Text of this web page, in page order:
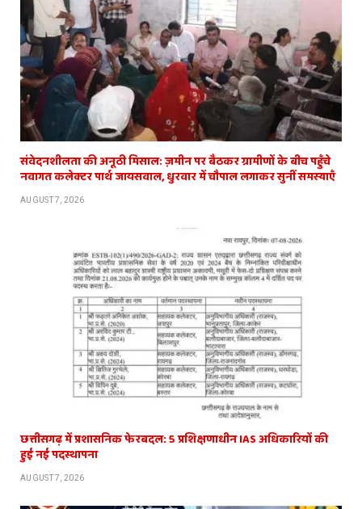
संवेदनशीलता की अनूठी मिसाल: ज़मीन पर बैठकर ग्रामीणों के बीच पहुँचे
नवागत कलेक्टर पार्थ जायसवाल, धुरवार में चौपाल लगाकर सुनीं समस्याएँ
AUGUST 7, 2026
छत्तीसगढ़ में प्रशासनिक फेरबदल: 5 प्रशिक्षणाधीन IAS अधिकारियों की
हुई नई पदस्थापना
AUGUST 7, 2026